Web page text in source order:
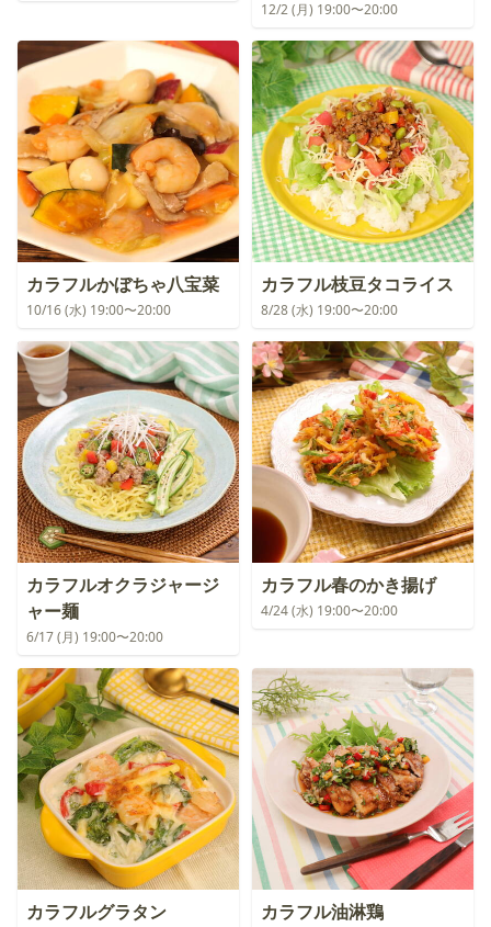
12/2 (月) 19:00〜20:00
カラフルかぼちゃ八宝菜
10/16 (水) 19:00〜20:00
カラフル枝豆タコライス
8/28 (水) 19:00〜20:00
カラフルオクラジャージ
ャー麺
6/17 (月) 19:00〜20:00
カラフル春のかき揚げ
4/24 (水) 19:00〜20:00
カラフルグラタン カラフル油淋鶏